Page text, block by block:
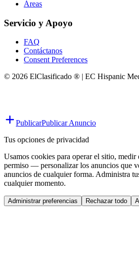
Áreas
Servicio y Apoyo
FAQ
Contáctanos
Consent Preferences
© 2026 ElClasificado ® | EC Hispanic
PublicarPublicar Anuncio
Tus opciones de privacidad
Usamos cookies para operar el sitio,
permiso — personalizar los anuncios que
anuncios de cualquier forma. Administra
cualquier momento.
Administrar preferencias Rechazar todo